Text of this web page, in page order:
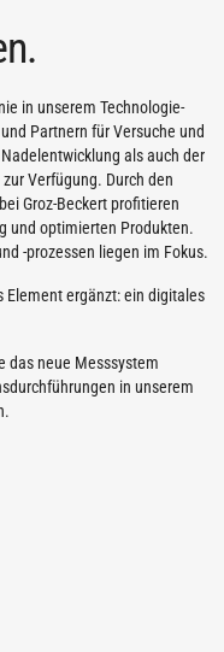
in unserem Technologie-
Partnern für Versuche und
als auch der
Verfügung. Durch den
Groz-Beckert profitieren
und optimierten Produkten.
-prozessen liegen im Fokus.
Element ergänzt: ein digitales
das neue Messsystem
in unserem